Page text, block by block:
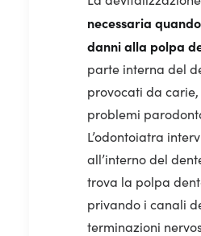
necessaria
danni alla polpa
parte interna del
provocati da
problemi
L’odontoiatra
all’interno del
trova la polpa
privando i canali
terminazioni